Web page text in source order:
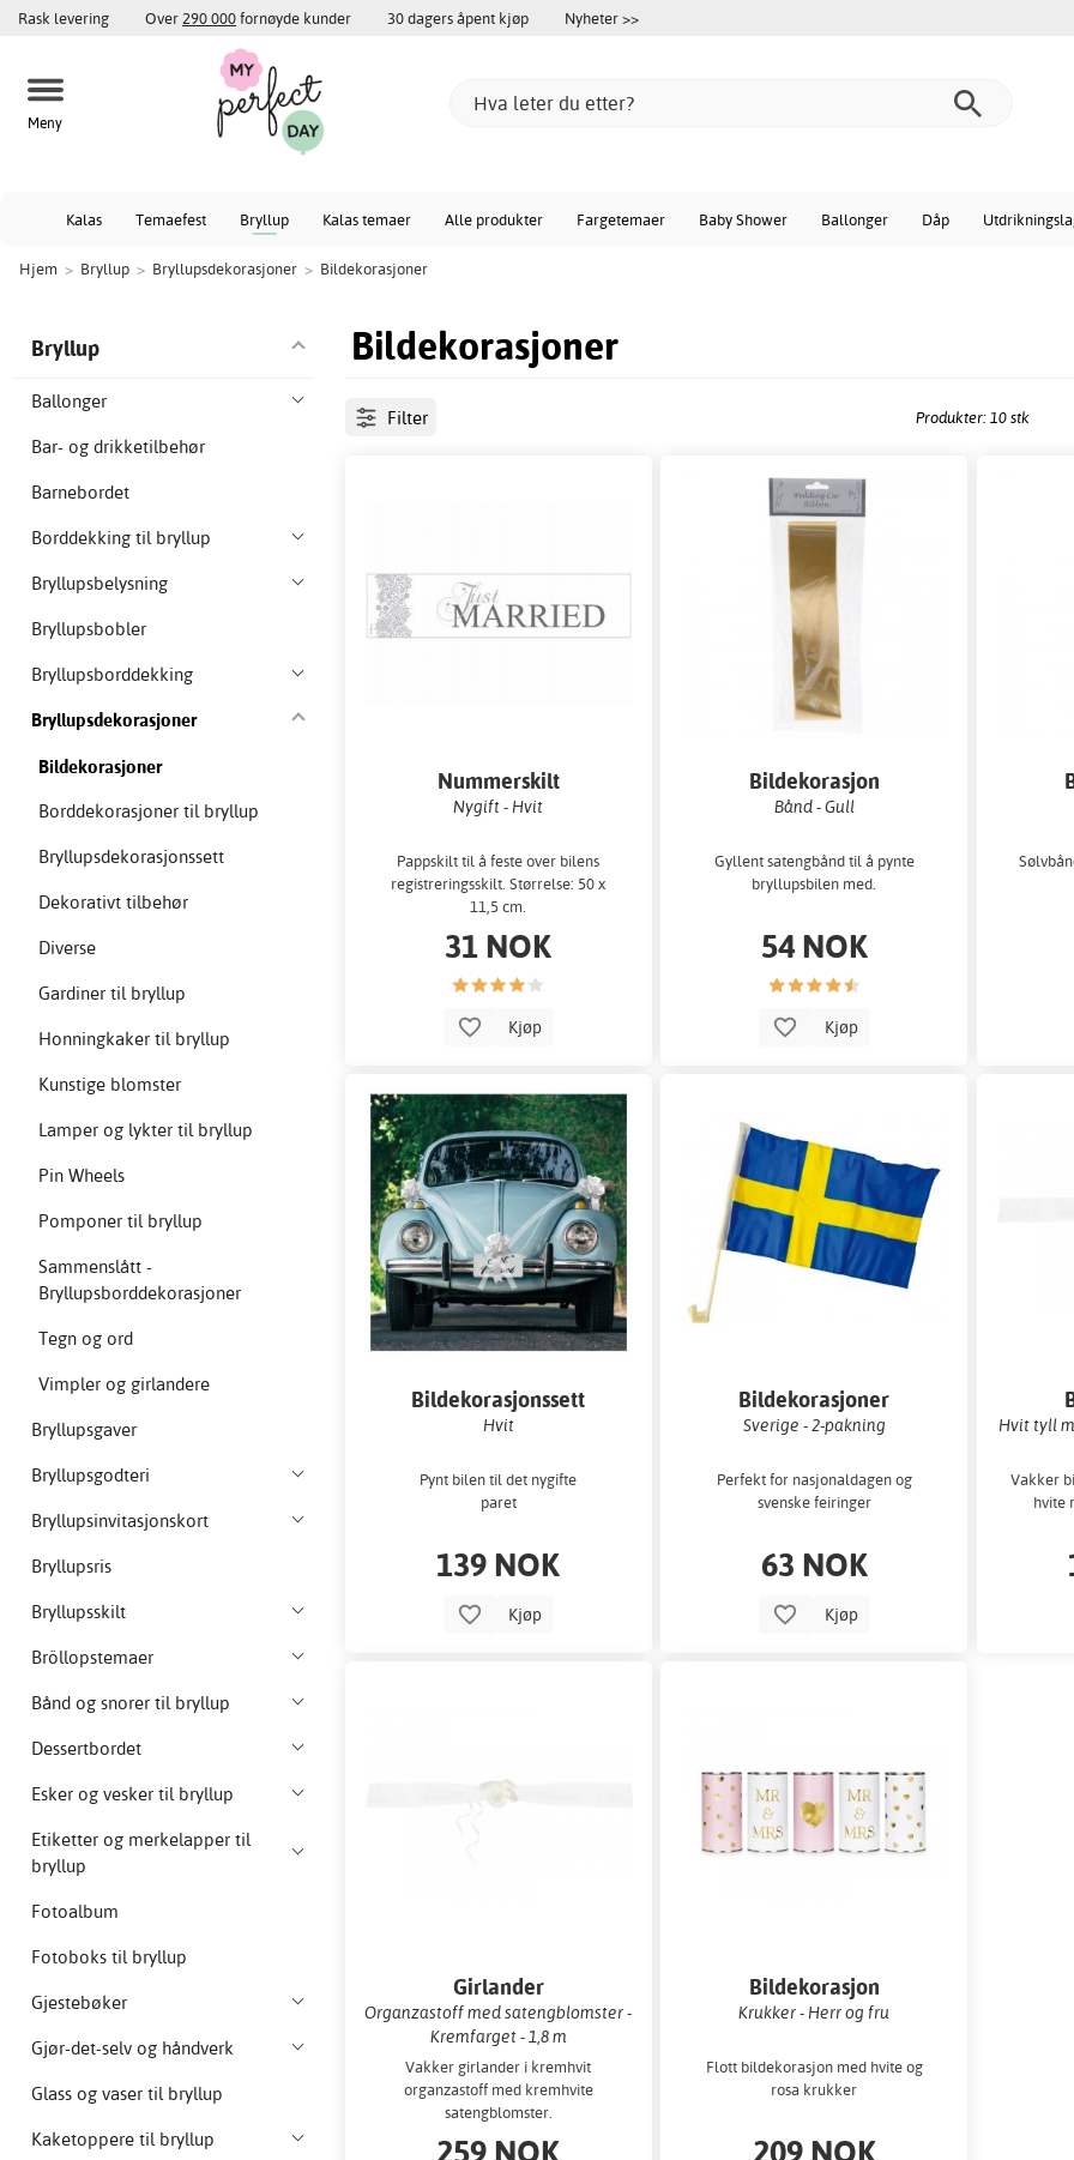
Rask levering Over 290 000fornøyde kunder 30 dagers åpent kjøp Nyheter >>
Meny
Kalas Temaefest Bryllup Kalas temaer Alle produkter Fargetemaer Baby Shower Ballonger Dåp
Hjem > Bryllup > Bryllupsdekorasjoner > Bildekorasjoner
Bildekorasjoner
Bryllup
Ballonger
Bar- og drikketilbehør
Barnebordet
Borddekking til bryllup
Bryllupsbelysning
Bryllupsbobler
Bryllupsborddekking
Bryllupsdekorasjoner
Bildekorasjoner
Borddekorasjoner til bryllup
Bryllupsdekorasjonssett
Dekorativt tilbehør
Diverse
Gardiner til bryllup
Honningkaker til bryllup
Kunstige blomster
Lamper og lykter til bryllup
Pin Wheels
Pomponer til bryllup
Sammenslått -
Bryllupsborddekorasjoner
Tegn og ord
Vimpler og girlandere
Bryllupsgaver
Bryllupsgodteri
Bryllupsinvitasjonskort
Bryllupsris
Bryllupsskilt
Bröllopstemaer
Bånd og snorer til bryllup
Dessertbordet
Esker og vesker til bryllup
Etiketter og merkelapper til
bryllup
Fotoalbum
Fotoboks til bryllup
Gjestebøker
Gjør-det-selv og håndverk
Glass og vaser til bryllup
Kaketoppere til bryllup
Filter Produkter: 10 stk
Nummerskilt
Nygift - Hvit
Pappskilt til å feste over bilens
registreringsskilt. Størrelse: 50 x
11,5 cm.
31 NOK
Kjøp
Bildekorasjon
Bånd - Gull
Gyllent satengbånd til å pynte
bryllupsbilen med.
54 NOK
Kjøp
Bildekorasjonssett
Hvit
Pynt bilen til det nygifte
paret
139 NOK
Kjøp
Bildekorasjoner
Sverige - 2-pakning
Perfekt for nasjonaldagen og
svenske feiringer
63 NOK
Kjøp
Hvit tyll
Vakker
hvite
Girlander
Organzastoff med satengblomster -
Kremfarget - 1,8 m
Vakker girlander i kremhvit
organzastoff med kremhvite
satengblomster.
259 NOK
Bildekorasjon
Krukker - Herr og fru
Flott bildekorasjon med hvite og
rosa krukker
209 NOK